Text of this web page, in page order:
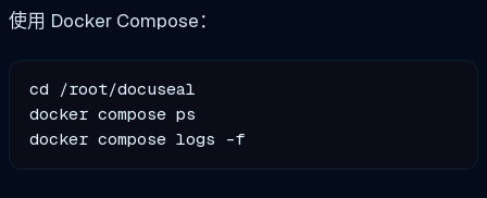
使用 Docker Compose：
cd /root/docuseal
docker compose ps